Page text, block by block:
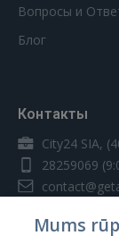
Вопросы и
Блог
Контакты
City24 SIA,
28259069
Mums